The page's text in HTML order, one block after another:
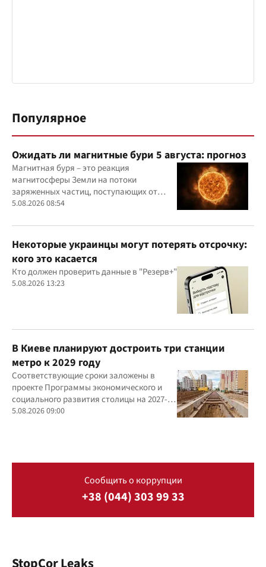
Популярное
Ожидать ли магнитные бури 5 августа: прогноз
Магнитная буря – это реакция
магнитосферы Земли на потоки
заряженных частиц, поступающих от
Солнца
5.08.2026 08:54
Некоторые украинцы могут потерять отсрочку:
кого это касается
Кто должен проверить данные в "Резерв+"
5.08.2026 13:23
В Киеве планируют достроить три станции
метро к 2029 году
Соответствующие сроки заложены в
проекте Программы экономического и
социального развития столицы на 2027-
2029 годы
5.08.2026 09:00
Сообщить о коррупции
+38 (044) 303 99 33